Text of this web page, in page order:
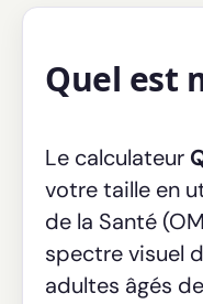
Quel est
Le calculateur
votre taille en
de la Santé
spectre visuel
adultes âgés